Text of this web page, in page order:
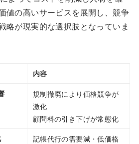
値の高いサービスを展開し、競争
略が現実的な選択肢となっていま
内容
規制撤廃により価格競争が
激化
顧問料の引き下げが常態化
記帳代行の需要減・低価格